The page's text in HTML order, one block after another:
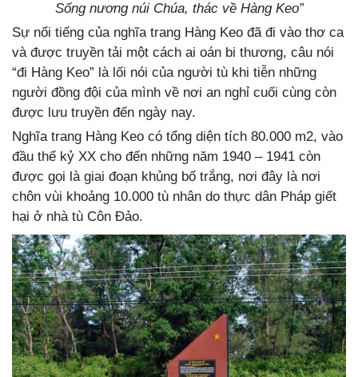
Sống nương núi Chúa, thác về Hàng Keo”
Sự nổi tiếng của nghĩa trang Hàng Keo đã đi vào thơ ca
và được truyền tải một cách ai oán bi thương, câu nói
“đi Hàng Keo” là lối nói của người tù khi tiễn những
người đồng đội của mình về nơi an nghỉ cuối cùng còn
được lưu truyền đến ngày nay.
Nghĩa trang Hàng Keo có tổng diện tích 80.000 m2, vào
đầu thế kỷ XX cho đến những năm 1940 – 1941 còn
được gọi là giai đoạn khủng bố trắng, nơi đây là nơi
chôn vùi khoảng 10.000 tù nhân do thực dân Pháp giết
hại ở nhà tù Côn Đảo.